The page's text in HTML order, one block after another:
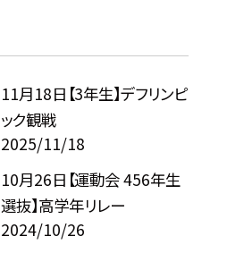
11月18日【3年生】デフリンピ
ック観戦
2025/11/18
10月26日【運動会 456年生
選抜】高学年リレー
2024/10/26